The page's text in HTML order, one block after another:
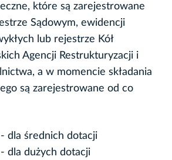
które są zarejestrowane
Sądowym, ewidencji
lub rejestrze Kół
Agencji Restrukturyzacji i
a w momencie składania
są zarejestrowane od co
dla średnich dotacji
dla dużych dotacji